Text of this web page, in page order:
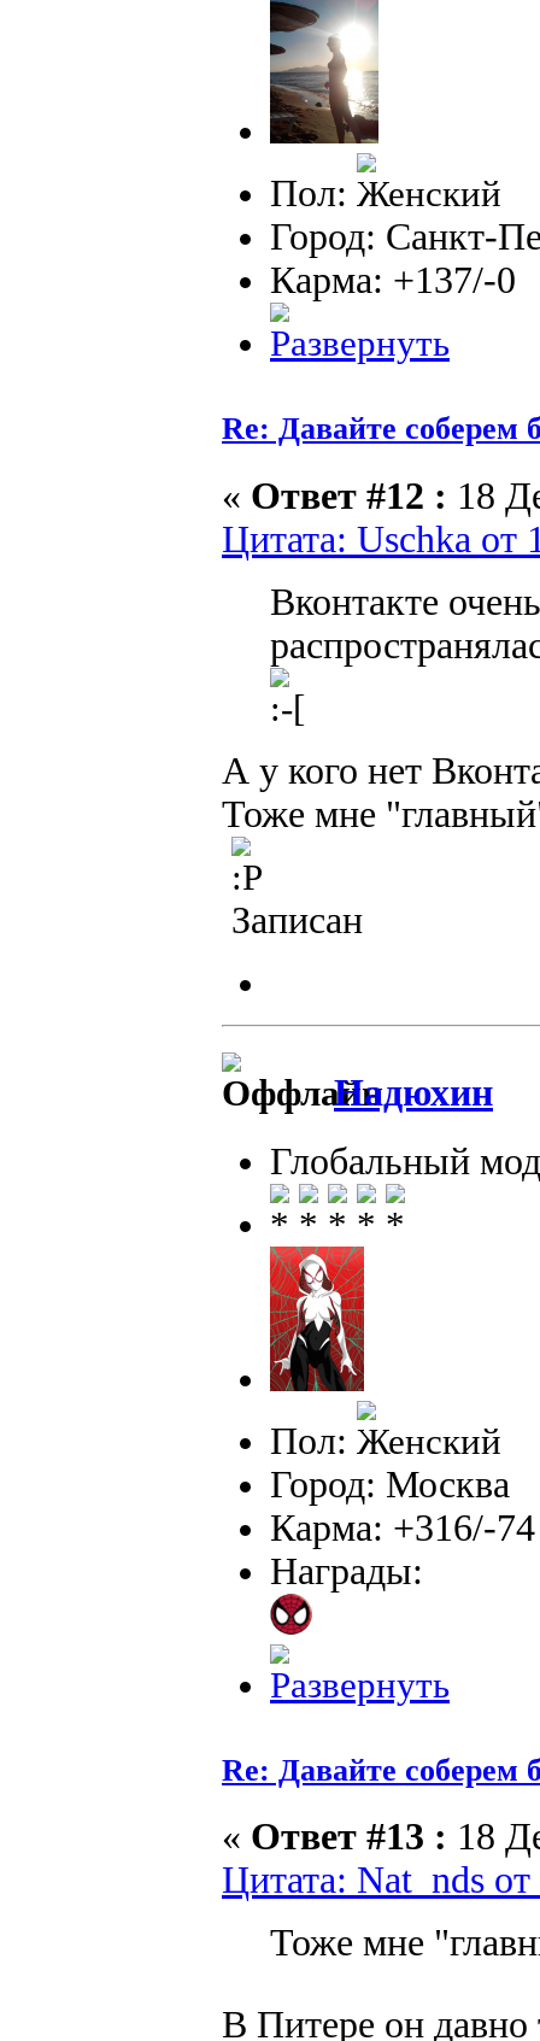
Пол:
Город: Санкт-
Карма: +137/-0
Re: Давайте
« Ответ #12 : 18
Цитата: Uschka от
Вконтакте
А у кого нет
Тоже мне
Записан
Надюхин
Глобальный
Пол:
Город: Москва
Карма: +316/-74
Награды:
Re: Давайте
« Ответ #13 : 18
Цитата: Nat_nds
Тоже мне
В Питере он давно